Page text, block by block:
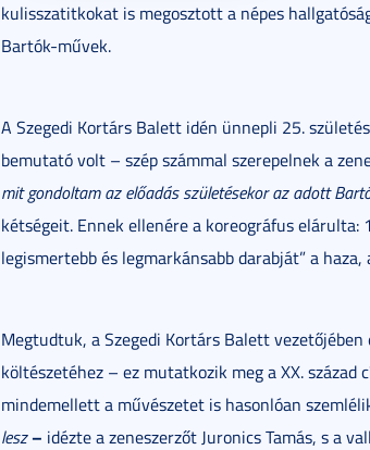
kulisszatitkokat is megosztott a népes
Bartók-művek.
A Szegedi Kortárs Balett idén ünnepli 25.
bemutató volt – szép számmal szerepelnek a
mit gondoltam az előadás születésekor az adott
kétségeit. Ennek ellenére a koreográfus
legismertebb és legmarkánsabb darabját” a
Megtudtuk, a Szegedi Kortárs Balett
költészetéhez – ez mutatkozik meg a XX.
mindemellett a művészetet is hasonlóan
lesz– idézte a zeneszerzőt Juronics Tamás, s a